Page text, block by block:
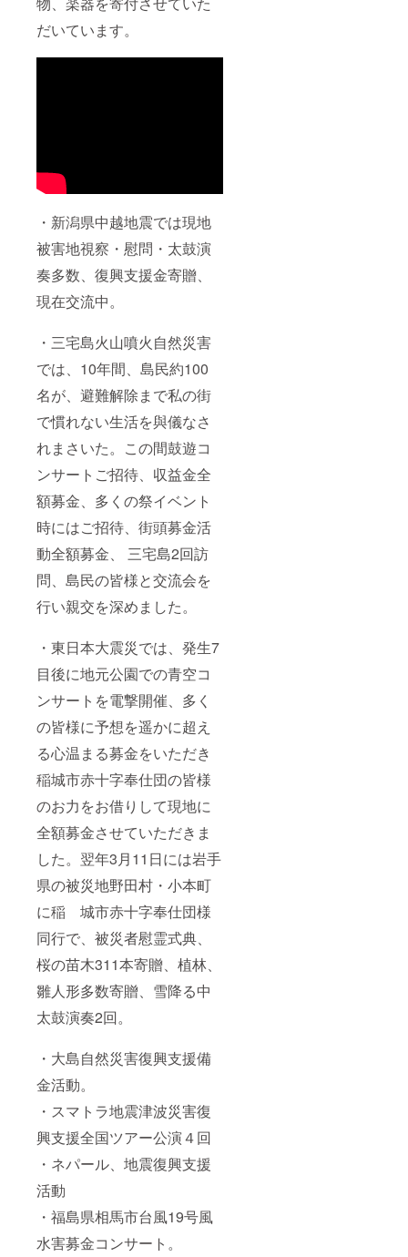
だいています。
・新潟県中越地震では現地
被害地視察・慰問・太鼓演
奏多数、復興支援金寄贈、
現在交流中。
・三宅島火山噴火自然災害
では、10年間、島民約100
名が、避難解除まで私の街
で慣れない生活を與儀なさ
れまさいた。この間鼓遊コ
ンサートご招待、収益金全
額募金、多くの祭イベント
時にはご招待、街頭募金活
動全額募金、 三宅島2回訪
問、島民の皆様と交流会を
行い親交を深めました。
・東日本大震災では、発生7
目後に地元公園での青空コ
ンサートを電撃開催、多く
の皆様に予想を遥かに超え
る心温まる募金をいただき
稲城市赤十字奉仕団の皆様
のお力をお借りして現地に
全額募金させていただきま
した。翌年3月11日には岩手
県の被災地野田村・小本町
に稲 城市赤十字奉仕団様
同行で、被災者慰霊式典、
桜の苗木311本寄贈、植林、
雛人形多数寄贈、雪降る中
太鼓演奏2回。
・大島自然災害復興支援備
金活動。
・スマトラ地震津波災害復
興支援全国ツアー公演４回
・ネパール、地震復興支援
活動
・福島県相馬市台風19号風
水害募金コンサート。